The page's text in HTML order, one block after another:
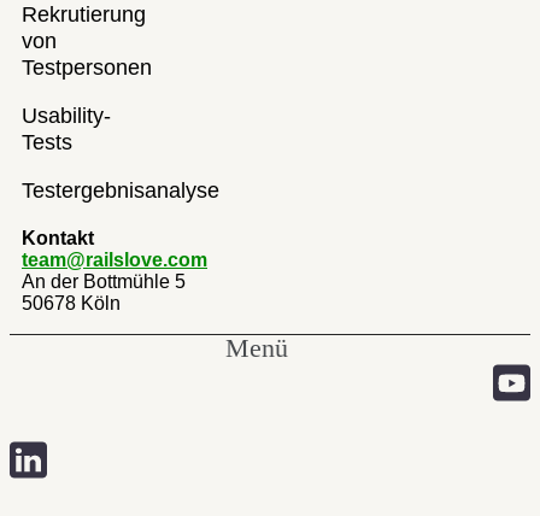
Rekrutierung
von
Testpersonen
Usability-
Tests
Testergebnisanalyse
Kontakt
team@railslove.com
An der Bottmühle 5
50678 Köln
Menü